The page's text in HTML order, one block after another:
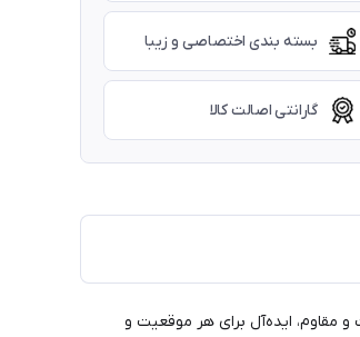
بسته بندی اختصاصی و زیبا
گارانتی اصالت کالا
و مقاوم، ایده‌آل برای هر موقعیت و